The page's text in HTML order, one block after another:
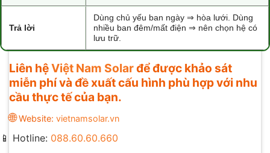
Trả lời
Dùng chủ yếu ban ngày ⇒ hòa lưới. Dùng
nhiều ban đêm/mất điện ⇒ nên chọn hệ có
lưu trữ.
Liên hệViệt Nam Solarđể được khảo sát
miễn phí và đề xuất cấu hình phù hợp với nhu
cầu thực tế của bạn.
🌐Website: vietnamsolar.vn
📱 Hotline: 088.60.60.660